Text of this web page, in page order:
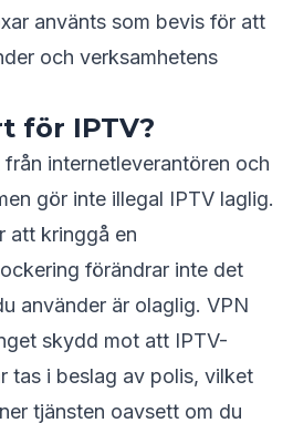
använts som bevis för att
och verksamhetens
för IPTV?
internetleverantören och
gör inte illegal IPTV laglig.
att kringgå en
förändrar inte det
använder är olaglig. VPN
skydd mot att IPTV-
tas i beslag av polis, vilket
tjänsten oavsett om du